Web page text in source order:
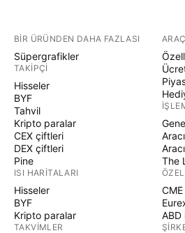
BIR ÜRÜNDEN DAHA FAZLASI
Süpergrafikler
TAKIPÇI
Hisseler
BYF
Tahvil
Kripto paralar
CEX çiftleri
DEX çiftleri
Pine
ISI HARITALARI
Hisseler
BYF
Kripto paralar
TAKVIMLER
The
ABD